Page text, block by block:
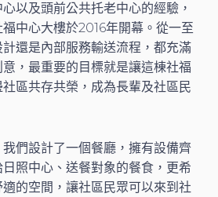
以及頭前公共托老中心的經驗，
中心大樓於2016年開幕。從一至
還是內部服務輸送流程，都充滿
，最重要的目標就是讓這棟社福
區共存共榮，成為長輩及社區民
我們設計了一個餐廳，擁有設備齊
照中心、送餐對象的餐食，更希
的空間，讓社區民眾可以來到社